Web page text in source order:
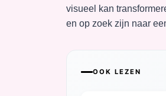
visueel kan
en op zoek zijn naar
OOK LEZEN